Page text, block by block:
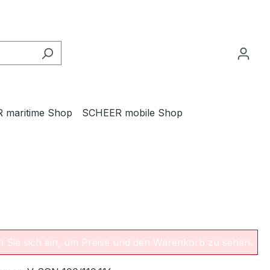
maritime Shop SCHEER mobile Shop
Sie sich ein, um Preise und den Warenkorb zu sehen.